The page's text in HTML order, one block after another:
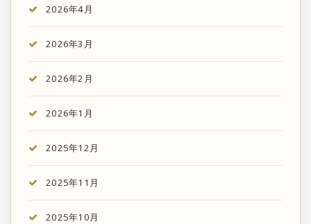
2026年4月
2026年3月
2026年2月
2026年1月
2025年12月
2025年11月
2025年10月